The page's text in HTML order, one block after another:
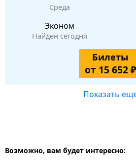
Среда
Эконом
Найден сегодня
Билеты
от 15 652 ₽
Показать
Возможно, вам будет интересно: